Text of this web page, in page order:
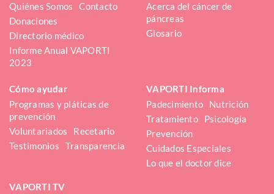
Quiénes Somos
Contacto
Donaciones
Directorio médico
Informe Anual VAPORTI
2023
Acerca del cáncer de
páncreas
Glosario
Cómo ayudar
Programas y pláticas de
prevención
Voluntariados
Recetario
Testimonios
Transparencia
VAPORTI Informa
Padecimiento
Nutrición
Tratamiento
Psicología
Prevención
Cuidados Especiales
Lo que el doctor dice
VAPORTI TV